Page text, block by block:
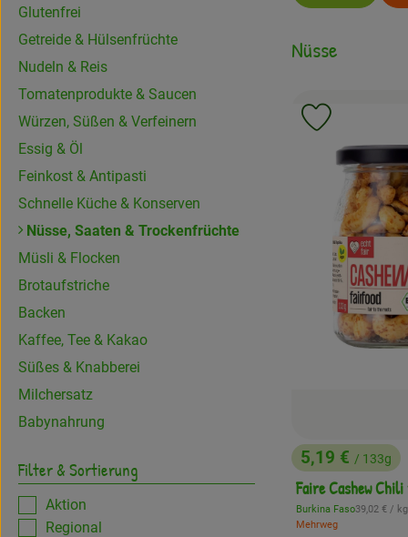
Glutenfrei
Getreide & Hülsenfrüchte
Nudeln & Reis
Tomatenprodukte & Saucen
Würzen, Süßen & Verfeinern
Essig & Öl
Feinkost & Antipasti
Schnelle Küche & Konserven
Nüsse, Saaten & Trockenfrüchte
Müsli & Flocken
Brotaufstriche
Backen
Kaffee, Tee & Kakao
Süßes & Knabberei
Milchersatz
Babynahrung
Filter & Sortierung
Aktion
Regional
Nüsse
, Preis:
5,19 € / 133g
Faire Cashew Chili
, Herkunft:
Burkina Faso,39,02 € / kg
Mehrweg
Produkt